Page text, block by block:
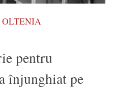
pentru
înjunghiat pe